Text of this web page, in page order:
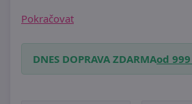
Pokračovat
DNES DOPRAVA ZDARMAod 999